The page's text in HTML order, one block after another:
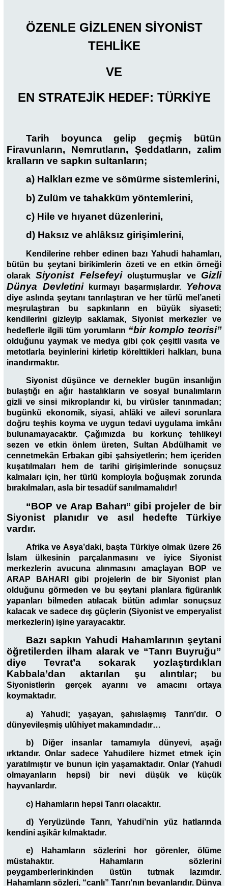
ÖZENLE GİZLENEN SİYONİST
TEHLİKE
VE
EN STRATEJİK HEDEF: TÜRKİYE
Tarih boyunca gelip geçmiş bütün
Firavunların, Nemrutların, Şeddatların, zalim
kralların ve sapkın sultanların;
a) Halkları ezme ve sömürme sistemlerini,
b) Zulüm ve tahakküm yöntemlerini,
c) Hile ve hıyanet düzenlerini,
d) Haksız ve ahlâksız girişimlerini,
Kendilerine rehber edinen bazı Yahudi hahamları,
bütün bu şeytani birikimlerin özeti ve en etkin örneği
olarak
Siyonist Felsefeyioluşturmuşlar ve
Gizli
Dünya Devletinikurmayı başarmışlardır. Yehova
diye aslında şeytanı tanrılaştıran ve her türlü mel’aneti
meşrulaştıran bu sapkınların en büyük siyaseti;
kendilerini gizleyip saklamak, Siyonist merkezler ve
hedeflerle ilgili tüm yorumların “bir komplo teorisi’’
olduğunu yaymak ve medya gibi çok çeşitli vasıta ve
metotlarla beyinlerini kirletip körelttikleri halkları, buna
inandırmaktır.
Siyonist düşünce ve dernekler bugün insanlığın
bulaştığı en ağır hastalıkların ve sosyal bunalımların
gizli ve sinsi mikroplarıdır ki, bu virüsler tanınmadan;
bugünkü ekonomik, siyasi, ahlâki ve ailevi sorunlara
doğru teşhis koyma ve uygun tedavi uygulama imkânı
bulunamayacaktır. Çağımızda bu korkunç tehlikeyi
sezen ve etkin önlem üreten, Sultan Abdülhamit ve
cennetmekân Erbakan gibi şahsiyetlerin; hem içeriden
kuşatılmaları hem de tarihi girişimlerinde sonuçsuz
kalmaları için, her türlü komployla boğuşmak zorunda
bırakılmaları, asla bir tesadüf sanılmamalıdır!
“BOP ve Arap Baharı’’ gibi projeler de bir
Siyonist planıdır ve asıl hedefte Türkiye
vardır.
Afrika ve Asya’daki, başta Türkiye olmak üzere 26
İslam ülkesinin parçalanmasını ve iyice Siyonist
merkezlerin avucuna alınmasını amaçlayan BOP ve
ARAP BAHARI gibi projelerin de bir Siyonist plan
olduğunu görmeden ve bu şeytani planlara figüranlık
yapanları bilmeden atılacak bütün adımlar sonuçsuz
kalacak ve sadece dış güçlerin (Siyonist ve emperyalist
merkezlerin) işine yarayacaktır.
Bazı sapkın Yahudi Hahamlarının şeytani
öğretilerden ilham alarak ve “Tanrı Buyruğu”
diye Tevrat’a sokarak yozlaştırdıkları
Kabbala’dan aktarılan şu alıntılar; bu
Siyonistlerin gerçek ayarını ve amacını ortaya
koymaktadır.
a) Yahudi; yaşayan, şahıslaşmış Tanrı’dır. O
dünyevileşmiş ulûhiyet makamındadır…
b) Diğer insanlar tamamıyla dünyevi, aşağı
ırktandır. Onlar sadece Yahudilere hizmet etmek için
yaratılmıştır ve bunun için yaşamaktadır. Onlar (Yahudi
olmayanların hepsi) bir nevi düşük ve küçük
hayvanlardır.
c) Hahamların hepsi Tanrı olacaktır.
d) Yeryüzünde Tanrı, Yahudi’nin yüz hatlarında
kendini aşikâr kılmaktadır.
e) Hahamların sözlerini hor görenler, ölüme
müstahaktır. Hahamların sözlerini
peygamberlerinkinden üstün tutmak lazımdır.
Hahamların sözleri, “canlı” Tanrı’nın beyanlarıdır. Dünya